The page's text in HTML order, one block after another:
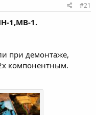
#21
1,МВ-1.
при демонтаже,
компонентным.